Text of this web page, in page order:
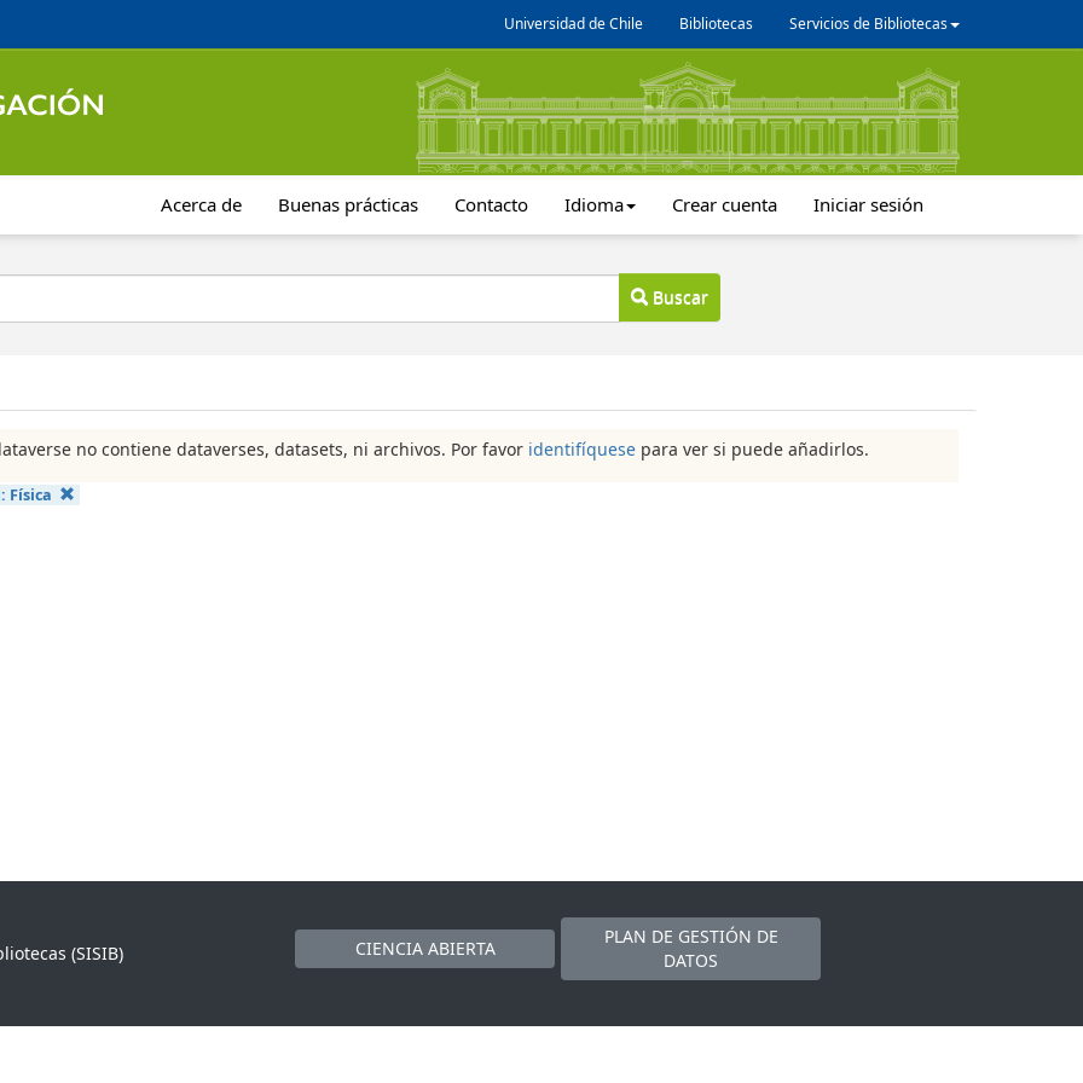
Universidad de Chile Bibliotecas Servicios de Bibliotecas
Acerca de Buenas prácticas Contacto Idioma Crear cuenta Iniciar sesión
Buscar
no contiene dataverses, datasets, ni archivos. Por favor identifíquese para ver si puede añadirlos.
Física
(SISIB)
CIENCIA ABIERTA
PLAN DE GESTIÓN DE
DATOS